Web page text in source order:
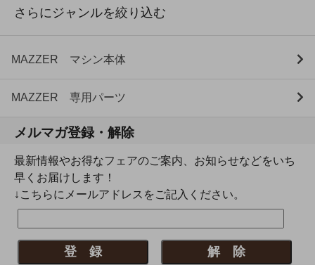
さらにジャンルを絞り込む
MAZZER マシン本体
MAZZER 専用パーツ
メルマガ登録・解除
最新情報やお得なフェアのご案内、お知らせなどをいち
早くお届けします！
↓こちらにメールアドレスをご記入ください。